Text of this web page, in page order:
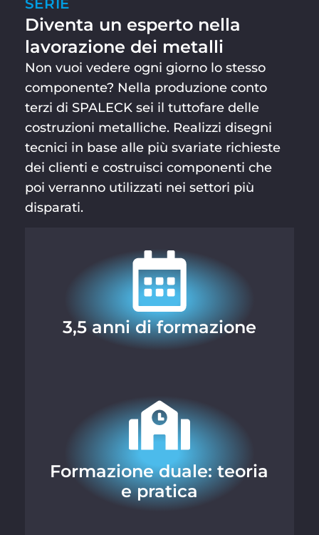
SERIE
Diventa un esperto nella
lavorazione dei metalli
Non vuoi vedere ogni giorno lo stesso
componente? Nella produzione conto
terzi di SPALECK sei il tuttofare delle
costruzioni metalliche. Realizzi disegni
tecnici in base alle più svariate richieste
dei clienti e costruisci componenti che
poi verranno utilizzati nei settori più
disparati.
3,5 anni di formazione
Formazione duale: teoria
e pratica